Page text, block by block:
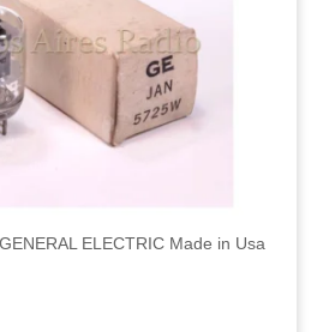
ELECTRIC Made in Usa